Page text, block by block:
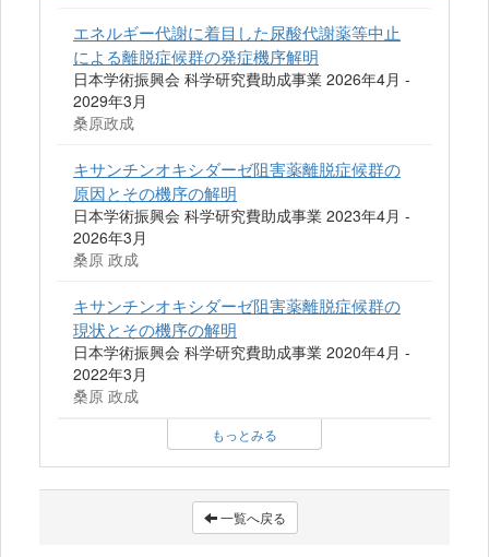
エネルギー代謝に着目した尿酸代謝薬等中止
による離脱症候群の発症機序解明
日本学術振興会 科学研究費助成事業 2026年4月 -
2029年3月
桑原政成
キサンチンオキシダーゼ阻害薬離脱症候群の
原因とその機序の解明
日本学術振興会 科学研究費助成事業 2023年4月 -
2026年3月
桑原 政成
キサンチンオキシダーゼ阻害薬離脱症候群の
現状とその機序の解明
日本学術振興会 科学研究費助成事業 2020年4月 -
2022年3月
桑原 政成
もっとみる
一覧へ戻る